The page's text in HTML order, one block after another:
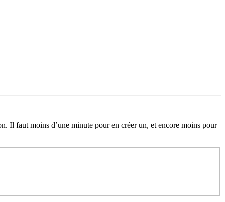
Il faut moins d’une minute pour en créer un, et encore moins pour